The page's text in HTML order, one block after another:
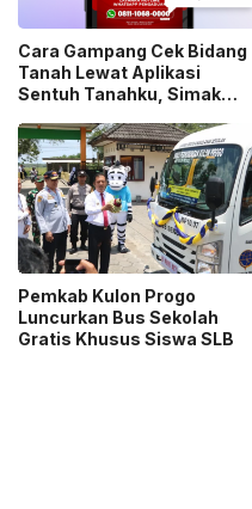
Cara Gampang Cek Bidang
Tanah Lewat Aplikasi
Sentuh Tanahku, Simak
Pemkab Kulon Progo
Luncurkan Bus Sekolah
Gratis Khusus Siswa SLB